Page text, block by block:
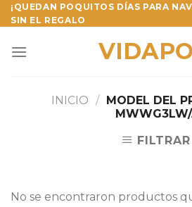
Skip
to
¡QUEDAN POQUITOS DÍAS PARA
SIN EL REGALO
INICIO / MODEL DEL
FILTRAR
No se encontraron productos